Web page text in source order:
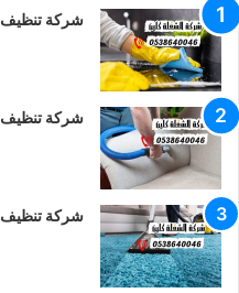
شركة تنظيف منازل
شركة تنظيف
شركة تنظيف سجاد